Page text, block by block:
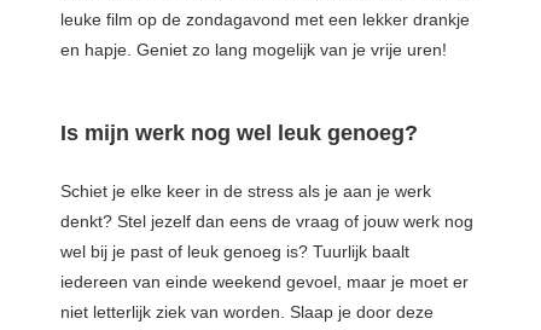
leuke film op de zondagavond met een lekker drankje
en hapje. Geniet zo lang mogelijk van je vrije uren!
Is mijn werk nog wel leuk genoeg?
Schiet je elke keer in de stress als je aan je werk
denkt? Stel jezelf dan eens de vraag of jouw werk nog
wel bij je past of leuk genoeg is? Tuurlijk baalt
iedereen van einde weekend gevoel, maar je moet er
niet letterlijk ziek van worden. Slaap je door deze